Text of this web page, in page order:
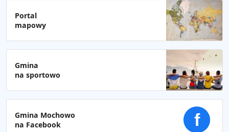
Portal
mapowy
Gmina
na sportowo
Gmina Mochowo
na Facebook
f